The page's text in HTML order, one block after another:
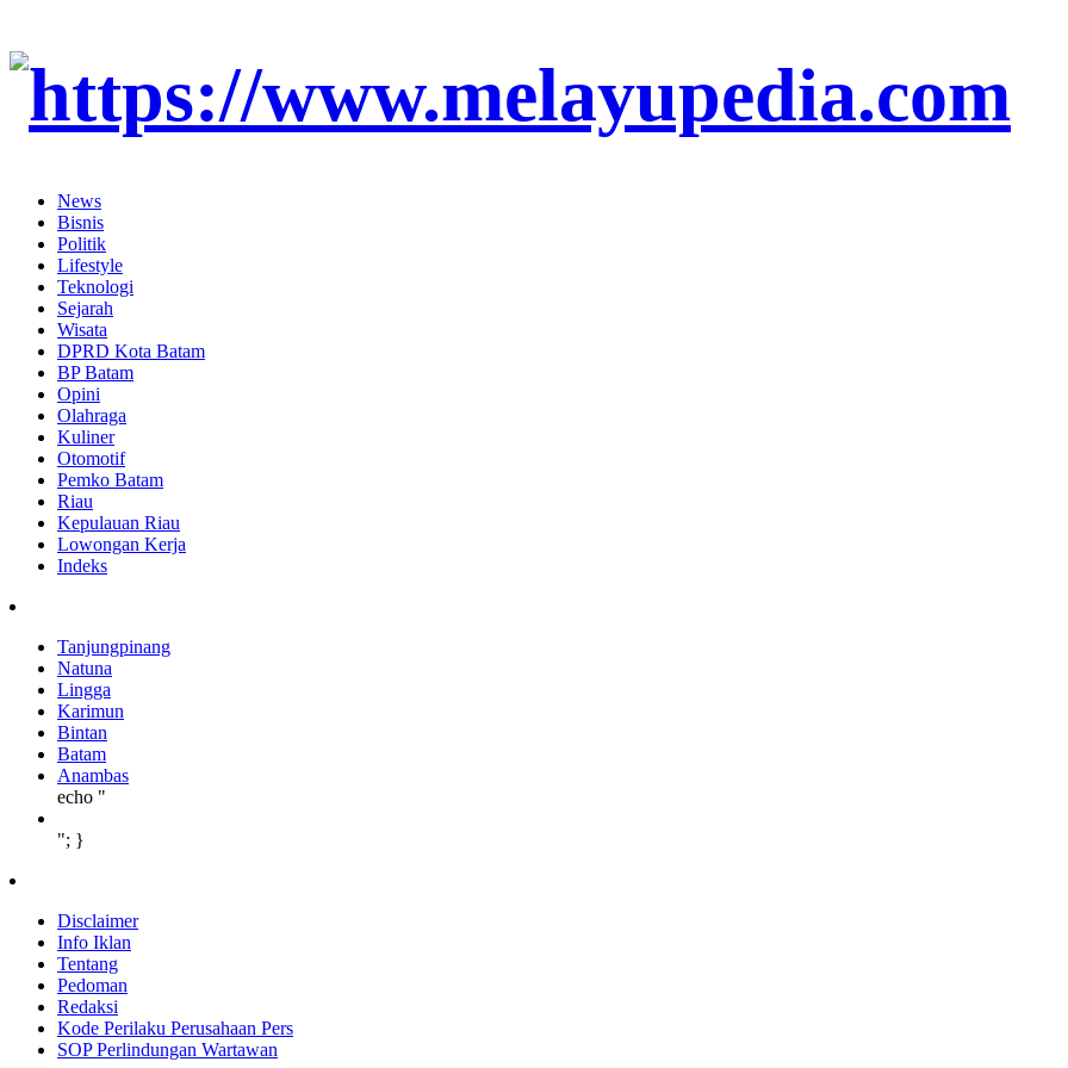
News
Bisnis
Politik
Lifestyle
Teknologi
Sejarah
Wisata
DPRD Kota Batam
BP Batam
Opini
Olahraga
Kuliner
Otomotif
Pemko Batam
Riau
Kepulauan Riau
Lowongan Kerja
Indeks
Tanjungpinang
Natuna
Lingga
Karimun
Bintan
Batam
Anambas
echo "
"; }
Disclaimer
Info Iklan
Tentang
Pedoman
Redaksi
Kode Perilaku Perusahaan Pers
SOP Perlindungan Wartawan